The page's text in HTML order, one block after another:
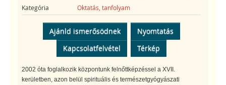
Kategória Oktatás, tanfolyam
Ajánld ismerősödnek
Nyomtatás
Kapcsolatfelvétel
Térkép
2002 óta foglalkozik központunk felnőttképzéssel a XVII.
kerületben, azon belül spirituális és természetgyógyászati